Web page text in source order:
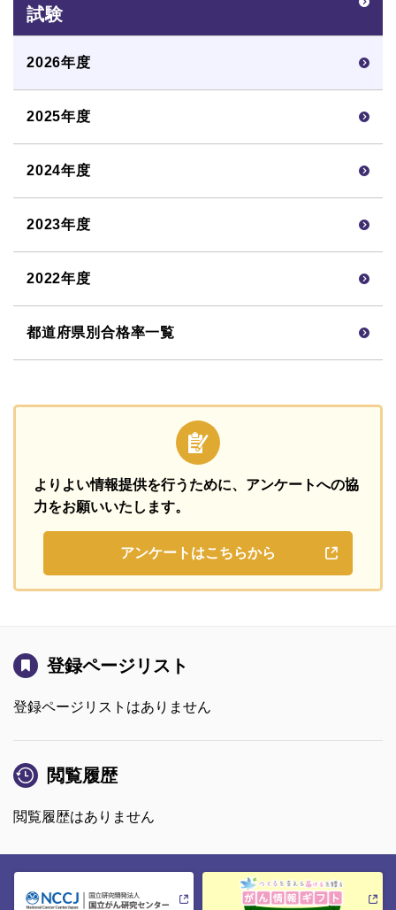
試験
2026年度
2025年度
2024年度
2023年度
2022年度
都道府県別合格率一覧
よりよい情報提供を行うために、 アンケートへの協
力をお願いいたします。
アンケートはこちらから
登録ページリスト
登録ページリストはありません
閲覧履歴
閲覧履歴はありません